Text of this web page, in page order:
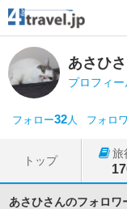
あさひ
プロフィー
フォロー32人 フォロ
トップ
旅
あさひさんのフォロワ